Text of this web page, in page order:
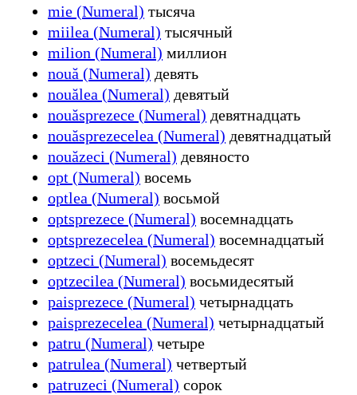
mie (Numeral) тысяча
miilea (Numeral) тысячный
milion (Numeral) миллион
nouă (Numeral) девять
nouălea (Numeral) девятый
nouăsprezece (Numeral) девятнадцать
nouăsprezecelea (Numeral) девятнадцатый
nouăzeci (Numeral) девяносто
opt (Numeral) восемь
optlea (Numeral) восьмой
optsprezece (Numeral) восемнадцать
optsprezecelea (Numeral) восемнадцатый
optzeci (Numeral) восемьдесят
optzecilea (Numeral) восьмидесятый
paisprezece (Numeral) четырнадцать
paisprezecelea (Numeral) четырнадцатый
patru (Numeral) четыре
patrulea (Numeral) четвертый
patruzeci (Numeral) сорок